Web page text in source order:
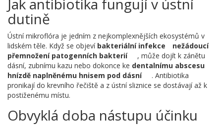
dutině
Ústní mikroflóra je jedním z nejkomplexnějších ekosystémů v
lidském těle. Když se objeví bakteriální infekce
nežádoucí
přemnožení patogenních bakterií
, může dojít k zánětu
dásní, zubnímu kazu nebo dokonce ke dentalnímu abscesu
hnízdě naplněnému hnisem pod dásní
. Antibiotika
pronikají do krevního řečiště a z ústní sliznice se dostávají až k
postiženému místu.
Obvyklá doba nástupu účinku